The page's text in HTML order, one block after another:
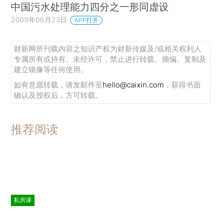
中国污水处理能力四分之一形同虚设
2009年06月23日 APP打开
财新网所刊载内容之知识产权为财新传媒及/或相关权利人
专属所有或持有。未经许可，禁止进行转载、摘编、复制及
建立镜像等任何使用。
如有意愿转载，请发邮件至hello@caixin.com ，获得书面
确认及授权后，方可转载。
推荐阅读
私房课